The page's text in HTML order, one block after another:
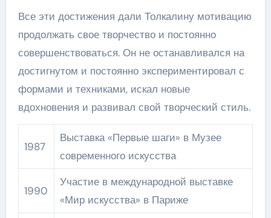
Все эти достижения дали Толкалину мотивацию
продолжать свое творчество и постоянно
совершенствоваться. Он не останавливался на
достигнутом и постоянно экспериментировал с
формами и техниками, искал новые
вдохновения и развивал свой творческий стиль.
1987
Выставка «Первые шаги» в Музее
современного искусства
1990
Участие в международной выставке
«Мир искусства» в Париже